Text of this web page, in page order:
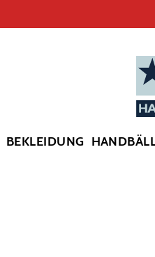
BEKLEIDUNG